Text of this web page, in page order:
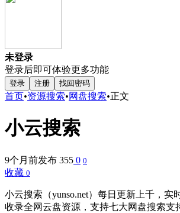
未登录
登录后即可体验更多功能
登录 注册 找回密码
首页•资源搜索•网盘搜索•正文
小云搜索
9个月前发布 355 0 0
收藏 0
小云搜索（yunso.net）每日更新上千，实
收录全网云盘资源，支持七大网盘搜索支